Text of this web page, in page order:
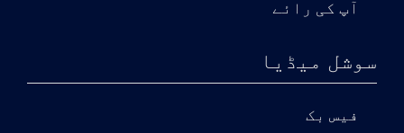
آپ کی رائے
سوشل میڈیا
فیس بک